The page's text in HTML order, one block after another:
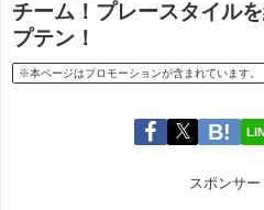
チーム！プレースタイル
プテン！
※本ページはプロモーションが含まれています。
スポンサー